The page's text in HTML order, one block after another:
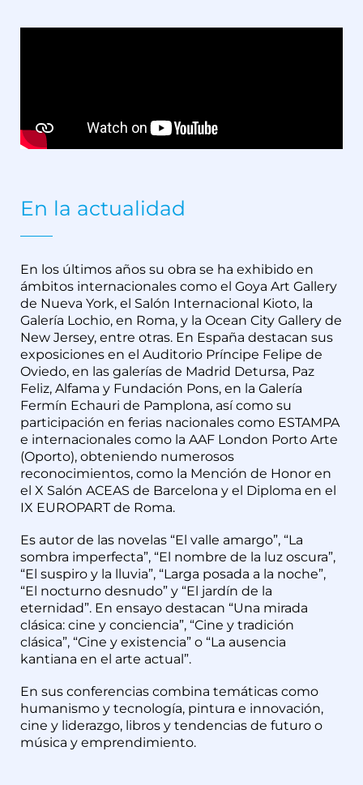
En la actualidad
En los últimos años su obra se ha exhibido en
ámbitos internacionales como el Goya Art Gallery
de Nueva York, el Salón Internacional Kioto, la
Galería Lochio, en Roma, y la Ocean City Gallery de
New Jersey, entre otras. En España destacan sus
exposiciones en el Auditorio Príncipe Felipe de
Oviedo, en las galerías de Madrid Detursa, Paz
Feliz, Alfama y Fundación Pons, en la Galería
Fermín Echauri de Pamplona, así como su
participación en ferias nacionales como ESTAMPA
e internacionales como la AAF London Porto Arte
(Oporto), obteniendo numerosos
reconocimientos, como la Mención de Honor en
el X Salón ACEAS de Barcelona y el Diploma en el
IX EUROPART de Roma.
Es autor de las novelas “El valle amargo”, “La
sombra imperfecta”, “El nombre de la luz oscura”,
“El suspiro y la lluvia”, “Larga posada a la noche”,
“El nocturno desnudo” y “El jardín de la
eternidad”. En ensayo destacan “Una mirada
clásica: cine y conciencia”, “Cine y tradición
clásica”, “Cine y existencia” o “La ausencia
kantiana en el arte actual”.
En sus conferencias combina temáticas como
humanismo y tecnología, pintura e innovación,
cine y liderazgo, libros y tendencias de futuro o
música y emprendimiento.